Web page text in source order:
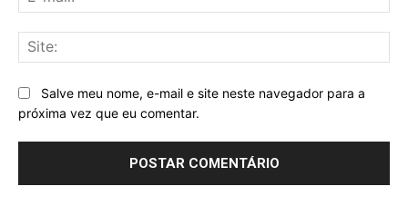
Salve meu nome, e-mail e site neste navegador para a
próxima vez que eu comentar.